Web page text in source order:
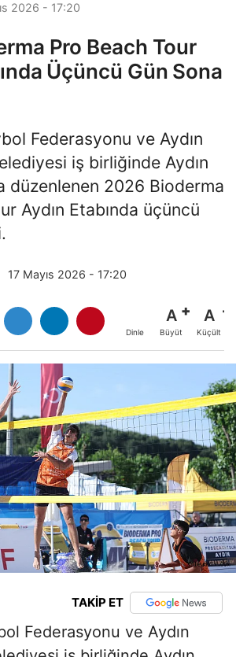
2026 - 17:20
Pro Beach Tour
Üçüncü Gün Sona
Federasyonu ve Aydın
iş birliğinde Aydın
düzenlenen 2026 Bioderma
Aydın Etabında üçüncü
17 Mayıs 2026 - 17:20
Dinle
A
Büyüt
A
Küçült
TAKİP ET
Federasyonu ve Aydın